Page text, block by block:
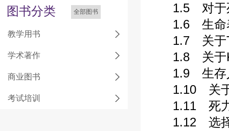
图书分类 全部图书
教学用书
学术著作
商业图书
考试培训
1.5 对于
1.6 生命
1.7 关于
1.8 关于
1.9 生存人
1.10 关于
1.11 死力
1.12 选择